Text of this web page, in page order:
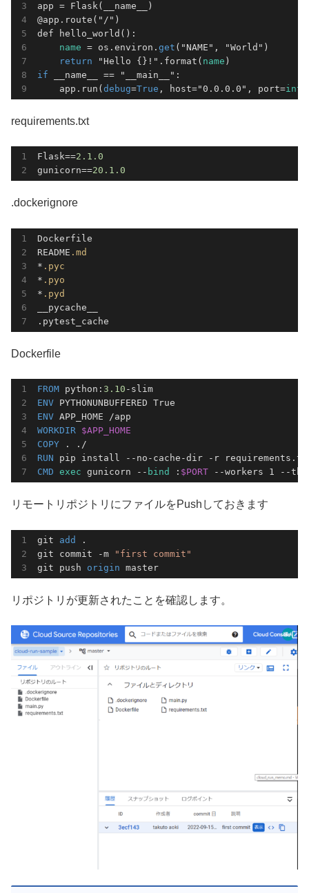
app = Flask(__name__)
@app.route("/")
def hello_world():
name = os.environ.get ("NAME", "World")
return "Hello {}!".format( name
if __name__ == "__main__":
app.run(debug=True , host="0.0.0.0", port=int
requirements.txt
Flask==2.1 .0
gunicorn==20.1 .0
.dockerignore
Dockerfile
README .md
* .pyc
* .pyo
* .pyd
__pycache__
.pytest_cache
Dockerfile
FROM python: 3.10
ENV
ENV
WORKDIR $APP_HOME
COPY . ./
RUN pip install --no-cache-dir -r
CMD
exec gunicorn -- bind : $PORT --workers 1 --
リモートリポジトリにファイルをPushしておきます
git add
.
git commit -m
"first commit"
git push origin master
リポジトリが更新されたことを確認します。